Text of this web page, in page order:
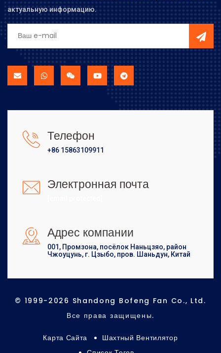
актуальную информацию.
Телефон
+86 15863109911
Электронная почта
Адрес компании
001, Промзона, посёлок Наньцзяо, район
Чжоуцунь, г. Цзыбо, пров. Шаньдун, Китай
© 1999-2026 Shandong Bofeng Fan Co., Ltd.
Все права защищены.
Карта Сайта
Шахтный Вентилятор